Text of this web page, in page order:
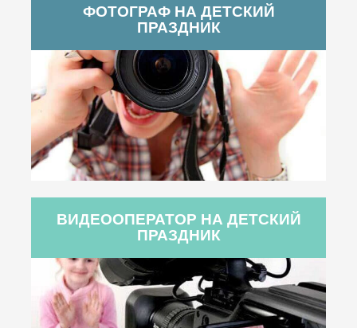
ФОТОГРАФ НА ДЕТСКИЙ
ПРАЗДНИК
ВИДЕООПЕРАТОР НА ДЕТСКИЙ
ПРАЗДНИК